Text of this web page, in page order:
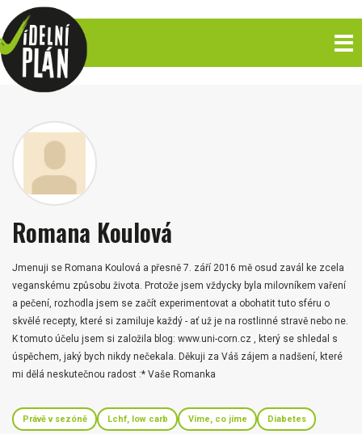
Romana Koulová
Jmenuji se Romana Koulová a přesně 7. září 2016 mě osud zavál ke zcela
veganskému způsobu života. Protože jsem vždycky byla milovníkem vaření
a pečení, rozhodla jsem se začít experimentovat a obohatit tuto sféru o
skvělé recepty, které si zamiluje každý - ať už je na rostlinné stravě nebo ne.
K tomuto účelu jsem si založila blog: www.uni-corn.cz , který se shledal s
úspěchem, jaký bych nikdy nečekala. Děkuji za Váš zájem a nadšení, které
mi dělá neskutečnou radost :* Vaše Romanka
Právě v sezóně Lchf, low carb Víme, co jíme Diabetes